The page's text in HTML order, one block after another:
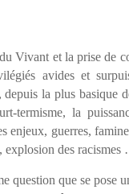
Vivant et la prise de
avides et
la plus basique
termisme, la
enjeux, guerres,
explosion des racismes
question que se pose